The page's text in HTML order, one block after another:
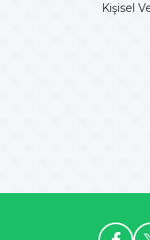
Kişisel